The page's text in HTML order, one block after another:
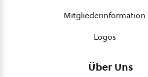
Mitgliederinformation
Logos
Über Uns